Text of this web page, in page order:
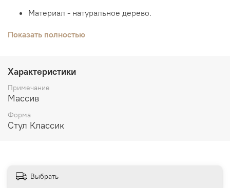
Материал - натуральное дерево.
Возможны комбинированные цвета.
Показать полностью
Характеристики
Примечание
Массив
Форма
Стул Классик
Выбрать